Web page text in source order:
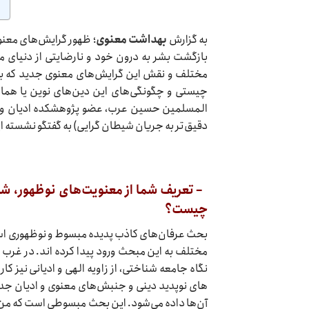
به گزارش بهداشت معنوی؛ ظهور گرایش‌های
بازگشت بشر به درون خود و نارضایتی از
مختلف و نقش این گرایش‌های معنوی جدید که
چیستی و چگونگی‌های این دین‌های نوین یا
المسلمین حسین عرب، عضو پژوهشکده ادیان
دقیق‌تر به جریان شیطان گرایی) به گفتگو نشسته
–تعریف شما از معنویت‌های
چیست؟
بحث عرفان‌های کاذب پدیده مبسوط و
مختلف به این مبحث ورود پیدا کرده اند. در
نگاه جامعه شناختی، از زاویه الهی و ادیانی
های نوپدید دینی و جنبش‌های معنوی و ادیان
آن‌ها داده می‌شود. این بحث مبسوطی است که من